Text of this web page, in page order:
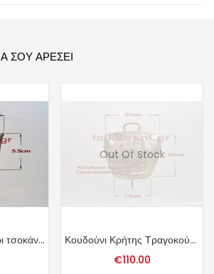
ΣΟΥ ΑΡΈΣΕΙ
Κουδούνι πλακωτάρι τσοκάνι Νο.1.
Out Of Stock
Κουδούνι Κρήτης Τραγοκούδουνο Α.
€110.00